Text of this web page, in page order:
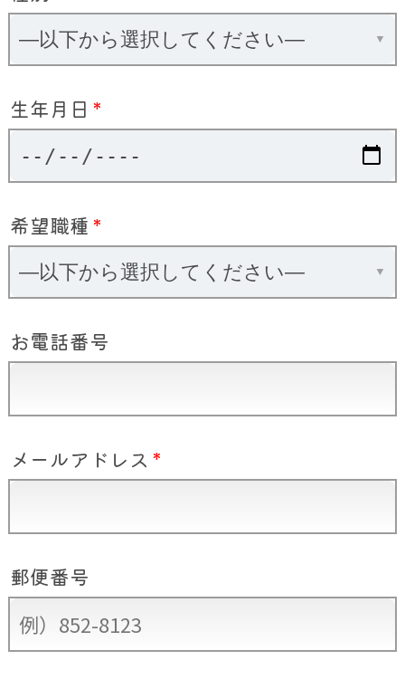
生年月日 *
希望職種 *
お電話番号
メールアドレス *
郵便番号